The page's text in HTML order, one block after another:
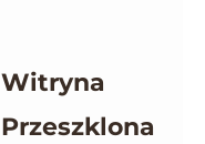
Witryna
Przeszklona